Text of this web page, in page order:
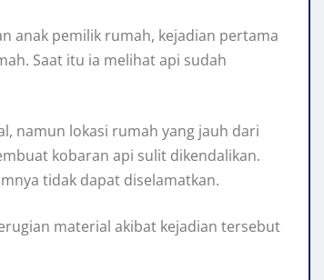
anak pemilik rumah, kejadian pertama
Saat itu ia melihat api sudah
namun lokasi rumah yang jauh dari
kobaran api sulit dikendalikan.
tidak dapat diselamatkan.
material akibat kejadian tersebut